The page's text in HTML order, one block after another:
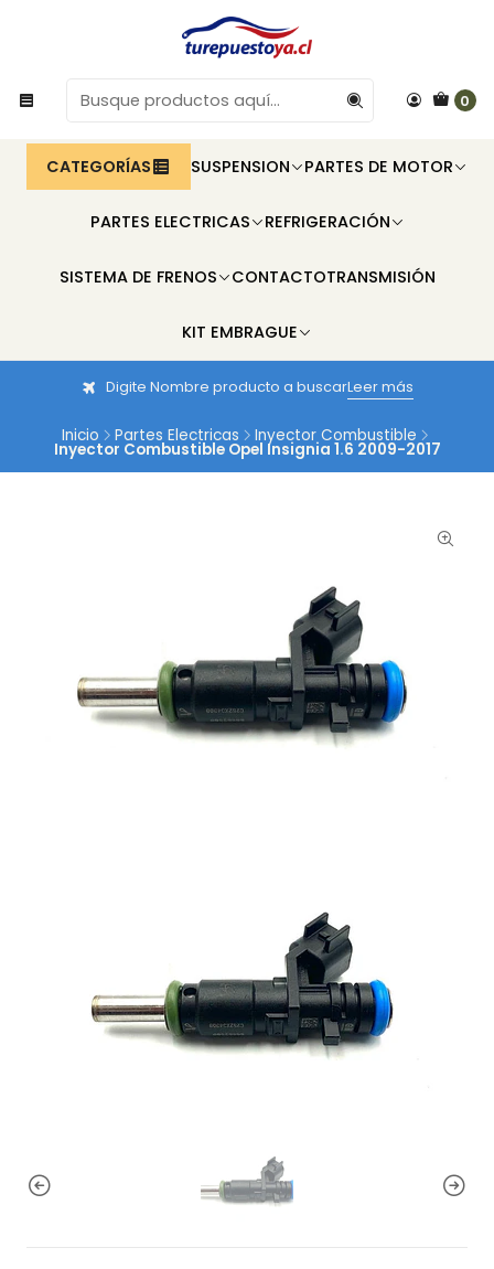
0
CATEGORÍAS SUSPENSION PARTES DE MOTOR
PARTES ELECTRICAS REFRIGERACIÓN
SISTEMA DE FRENOS CONTACTOTRANSMISIÓN
KIT EMBRAGUE
Digite Nombre producto a buscarLeer más
Inicio Partes Electricas Inyector Combustible
Inyector Combustible Opel Insignia 1.6 2009-2017